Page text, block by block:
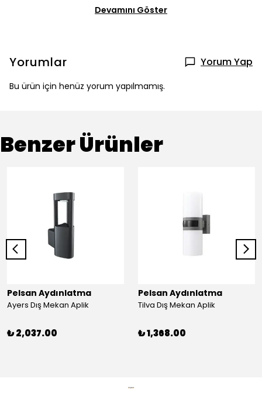
Devamını Göster
Yorumlar Yorum Yap
Bu ürün için henüz yorum yapılmamış.
Benzer Ürünler
Pelsan Aydınlatma
Ayers Dış Mekan Aplik
₺ 2,037.00
Pelsan Aydınlatma
Tilva Dış Mekan Aplik
₺ 1,368.00